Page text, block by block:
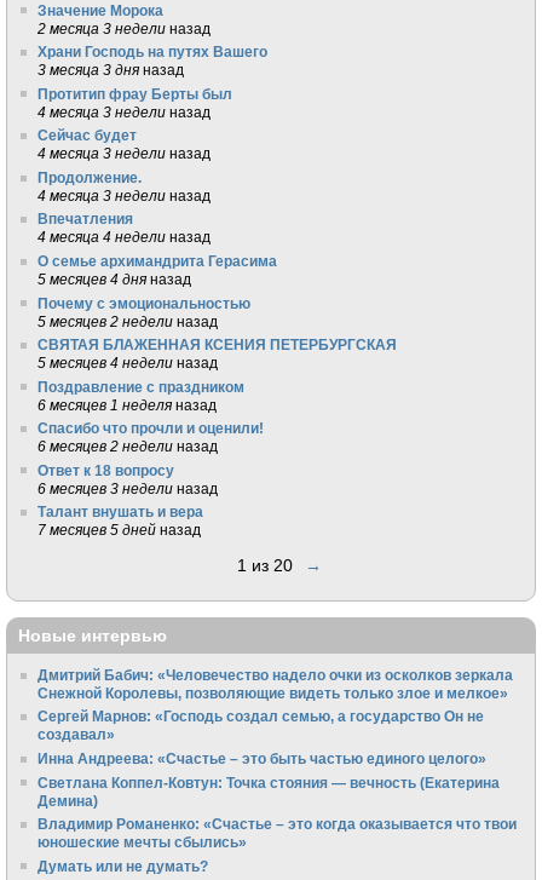
Значение Морока
2 месяца 3 недели назад
Храни Господь на путях Вашего
3 месяца 3 дня назад
Протитип фрау Берты был
4 месяца 3 недели назад
Сейчас будет
4 месяца 3 недели назад
Продолжение.
4 месяца 3 недели назад
Впечатления
4 месяца 4 недели назад
О семье архимандрита Герасима
5 месяцев 4 дня назад
Почему с эмоциональностью
5 месяцев 2 недели назад
СВЯТАЯ БЛАЖЕННАЯ КСЕНИЯ ПЕТЕРБУРГСКАЯ
5 месяцев 4 недели назад
Поздравление с праздником
6 месяцев 1 неделя назад
Спасибо что прочли и оценили!
6 месяцев 2 недели назад
Ответ к 18 вопросу
6 месяцев 3 недели назад
Талант внушать и вера
7 месяцев 5 дней назад
1 из 20 →
Новые интервью
Дмитрий Бабич: «Человечество надело очки из осколков зеркала
Снежной Королевы, позволяющие видеть только злое и мелкое»
Сергей Марнов: «Господь создал семью, а государство Он не
создавал»
Инна Андреева: «Счастье – это быть частью единого целого»
Светлана Коппел-Ковтун: Точка стояния — вечность (Екатерина
Демина)
Владимир Романенко: «Счастье – это когда оказывается что твои
юношеские мечты сбылись»
Думать или не думать?